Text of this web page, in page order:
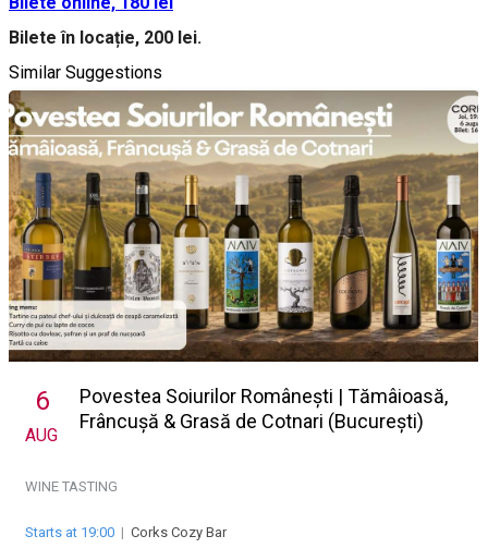
Bilete în locație, 200 lei.
Similar Suggestions
6
AUG
Povestea Soiurilor Românești | Tămâioasă,
Frâncușă & Grasă de Cotnari (București)
WINE TASTING
Starts at 19:00 | Corks Cozy Bar